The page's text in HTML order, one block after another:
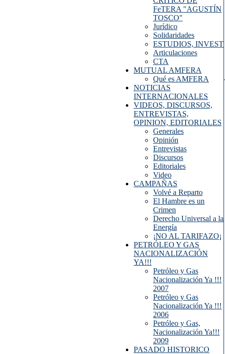
FeTERA "AGUSTÍN
TOSCO"
Jurídico
Solidaridades
ESTUDIOS, INVEST
Articulaciones
CTA
MUTUAL AMFERA
Qué es AMFERA
NOTICIAS
INTERNACIONALES
VIDEOS, DISCURSOS,
ENTREVISTAS,
OPINION, EDITORIALES
Generales
Opinión
Entrevistas
Discursos
Editoriales
Video
CAMPAÑAS
Volvé a Reparto
El Hambre es un
Crimen
Derecho Universal a la
Energía
¡NO AL TARIFAZO¡
PETRÓLEO Y GAS
NACIONALIZACIÓN
YA!!!
Petróleo y Gas
Nacionalización Ya !!!
2007
Petróleo y Gas
Nacionalización Ya !!!
2006
Petróleo y Gas,
Nacionalización Ya!!!
2009
PASADO HISTORICO